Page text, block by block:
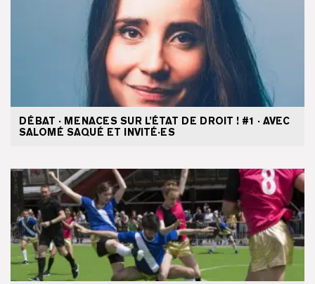
DÉBAT · MENACES SUR L’ÉTAT DE DROIT ! #1 · AVEC
SALOMÉ SAQUÉ ET INVITÉ·ES